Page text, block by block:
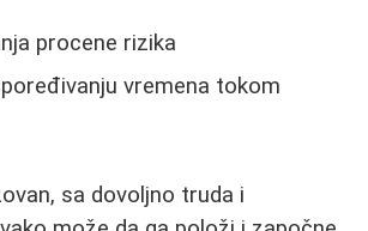
procene rizika
vremena tokom
sa dovoljno truda i